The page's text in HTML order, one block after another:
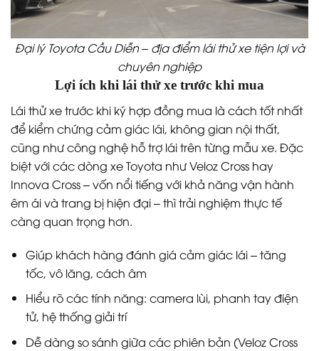
Đại lý Toyota Cầu Diễn – địa điểm lái thử xe tiện lợi và
chuyên nghiệp
Lợi ích khi lái thử xe trước khi mua
Lái thử xe trước khi ký hợp đồng mua là cách tốt nhất
để kiểm chứng cảm giác lái, không gian nội thất,
cũng như công nghệ hỗ trợ lái trên từng mẫu xe. Đặc
biệt với các dòng xe Toyota như Veloz Cross hay
Innova Cross – vốn nổi tiếng với khả năng vận hành
êm ái và trang bị hiện đại – thì trải nghiệm thực tế
càng quan trọng hơn.
Giúp khách hàng đánh giá cảm giác lái – tăng
tốc, vô lăng, cách âm
Hiểu rõ các tính năng: camera lùi, phanh tay điện
tử, hệ thống giải trí
Dễ dàng so sánh giữa các phiên bản (Veloz Cross